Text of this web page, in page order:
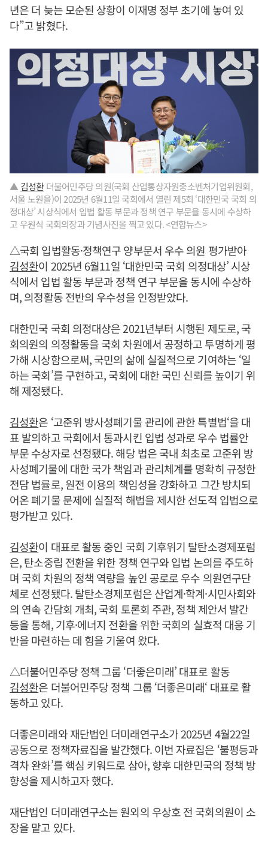
년은 더 늦는 모순된 상황이 이재명 정부 초기에 놓여 있
다”고 밝혔다.
▲ 김성환더불어민주당 의원(국회 산업통상자원중소벤처기업위원회,
서울 노원을)이 2025년 6월11일 국회에서 열린 제5회 ‘대한민국 국회 의
정대상’ 시상식에서 입법 활동 부문과 정책 연구 부문을 동시에 수상하
고 우원식 국회의장과 기념사진을 찍고 있다. <연합뉴스>
△국회 입법활동·정책연구 양부문서 우수 의원 평가받아
김성환이 2025년 6월11일 ‘대한민국 국회 의정대상’ 시상
식에서 입법 활동 부문과 정책 연구 부문을 동시에 수상하
며, 의정활동 전반의 우수성을 인정받았다.
대한민국 국회 의정대상은 2021년부터 시행된 제도로, 국
회의원의 의정활동을 국회 차원에서 공정하고 투명하게 평
가해 시상함으로써, 국민의 삶에 실질적으로 기여하는 ‘일
하는 국회’를 구현하고, 국회에 대한 국민 신뢰를 높이기 위
해 제정됐다.
김성환은 ‘고준위 방사성폐기물 관리에 관한 특별법‘을 대
표 발의하고 국회에서 통과시킨 입법 성과로 우수 법률안
부문 수상자로 선정됐다. 해당 법은 국내 최초로 고준위 방
사성폐기물에 대한 국가 책임과 관리체계를 명확히 규정한
전담 법률로, 원전 이용의 책임성을 강화하고 그간 방치되
어온 폐기물 문제에 실질적 해법을 제시한 선도적 입법으로
평가받고 있다.
김성환이 대표로 활동 중인 국회 기후위기 탈탄소경제포럼
은, 탄소중립 전환을 위한 정책 연구와 입법 논의를 주도하
며 국회 차원의 정책 역량을 높인 공로로 우수 의원연구단
체로 선정됐다. 탈탄소경제포럼은 산업계·학계·시민사회와
의 연속 간담회 개최, 국회 토론회 주관, 정책 제안서 발간
등을 통해, 기후·에너지 전환을 위한 국회의 실효적 대응 기
반을 마련하는 데 힘을 기울여 왔다.
△더불어민주당 정책 그룹 ‘더좋은미래’ 대표로 활동
김성환은 더불어민주당 정책 그룹 ‘더좋은미래‘ 대표로 활
동하고 있다.
더좋은미래와 재단법인 더미래연구소가 2025년 4월22일
공동으로 정책자료집을 발간했다. 이번 자료집은 ‘불평등과
격차 완화’를 핵심 키워드로 삼아, 향후 대한민국의 정책 방
향성을 제시하고자 했다.
재단법인 더미래연구소는 원외의 우상호 전 국회의원이 소
장을 맡고 있다.